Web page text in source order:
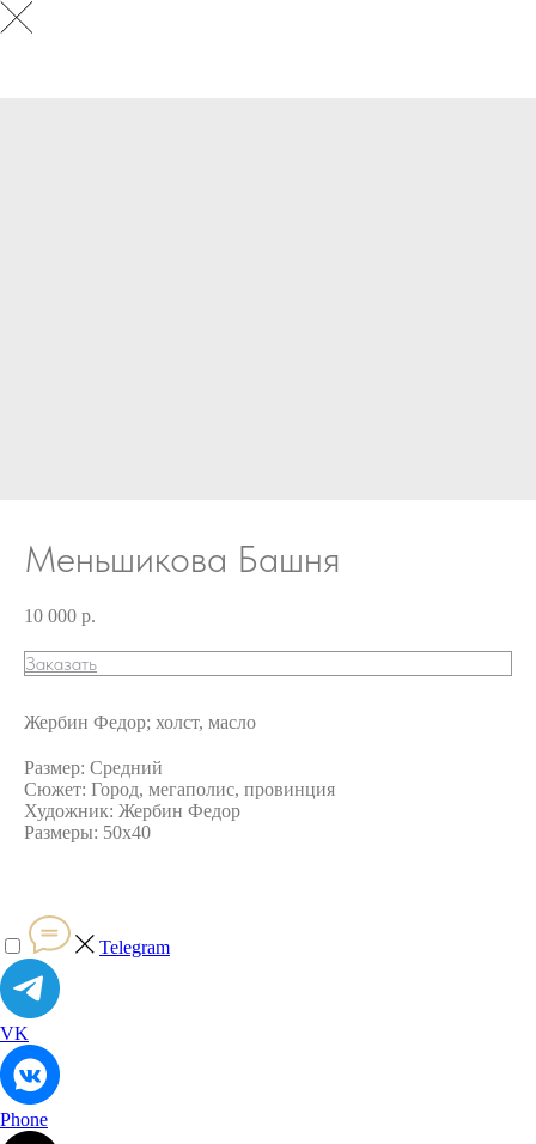
Меньшикова Башня
10 000 р.
Заказать
Жербин Федор; холст, масло
Размер: Средний
Сюжет: Город, мегаполис, провинция
Художник: Жербин Федор
Размеры: 50х40
Telegram
VK
Phone